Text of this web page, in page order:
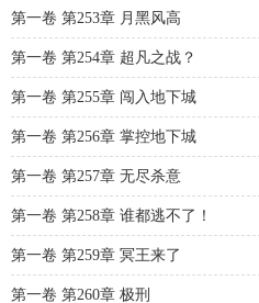
第一卷 第253章 月黑风高
第一卷 第254章 超凡之战？
第一卷 第255章 闯入地下城
第一卷 第256章 掌控地下城
第一卷 第257章 无尽杀意
第一卷 第258章 谁都逃不了！
第一卷 第259章 冥王来了
第一卷 第260章 极刑